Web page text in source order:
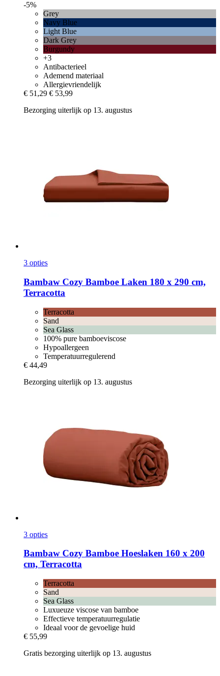
-5%
Grey
Navy Blue
Light Blue
Dark Grey
Burgundy
+3
Antibacterieel
Ademend materiaal
Allergievriendelijk
€ 51,29 € 53,99
Bezorging uiterlijk op 13. augustus
3 opties
Bambaw Cozy Bamboe Laken 180 x 290 cm,
Terracotta
Terracotta
Sand
Sea Glass
100% pure bamboeviscose
Hypoallergeen
Temperatuurregulerend
€ 44,49
Bezorging uiterlijk op 13. augustus
3 opties
Bambaw Cozy Bamboe Hoeslaken 160 x 200
cm, Terracotta
Terracotta
Sand
Sea Glass
Luxueuze viscose van bamboe
Effectieve temperatuurregulatie
Ideaal voor de gevoelige huid
€ 55,99
Gratis bezorging uiterlijk op 13. augustus